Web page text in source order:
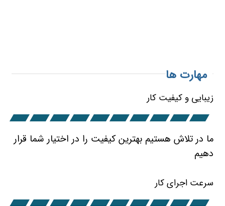
مهارت ها
زیبایی و کیفیت کار
ما در تلاش هستیم بهترین کیفیت را در اختیار شما قرار
دهیم
سرعت اجرای کار